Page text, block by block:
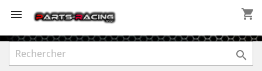
 shopping_cart
